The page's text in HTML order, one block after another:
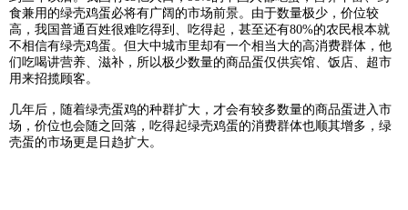
食兼用的绿壳鸡蛋必将有广阔的市场前景。由于数量极少，价位较
高，我国普通百姓很难吃得到、吃得起，甚至还有80%的农民根本就
不相信有绿壳鸡蛋。但大中城市里却有一个相当大的高消费群体，他
们吃喝讲营养、滋补，所以极少数量的商品蛋仅供宾馆、饭店、超市
用来招揽顾客。
几年后，随着绿壳蛋鸡的种群扩大，才会有较多数量的商品蛋进入市
场，价位也会随之回落，吃得起绿壳鸡蛋的消费群体也顺其增多，绿
壳蛋的市场更是日趋扩大。